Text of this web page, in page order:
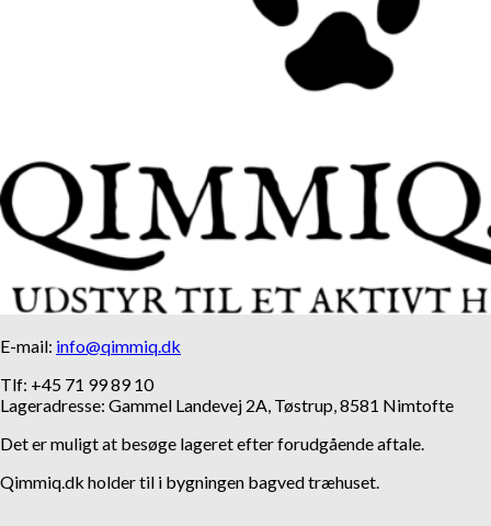
E-mail: info@qimmiq.dk
Tlf: +45 71 99 89 10
Lageradresse: Gammel Landevej 2A, Tøstrup, 8581 Nimtofte
Det er muligt at besøge lageret efter forudgående aftale.
Qimmiq.dk holder til i bygningen bagved træhuset.